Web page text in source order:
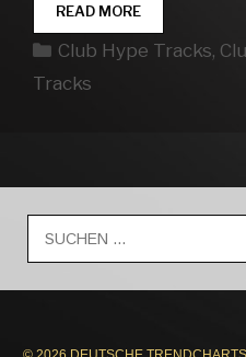
READ MORECLUB
HYPE
TRACKS
Kategorien
Club Hype Tracks,
Tracks
nach: